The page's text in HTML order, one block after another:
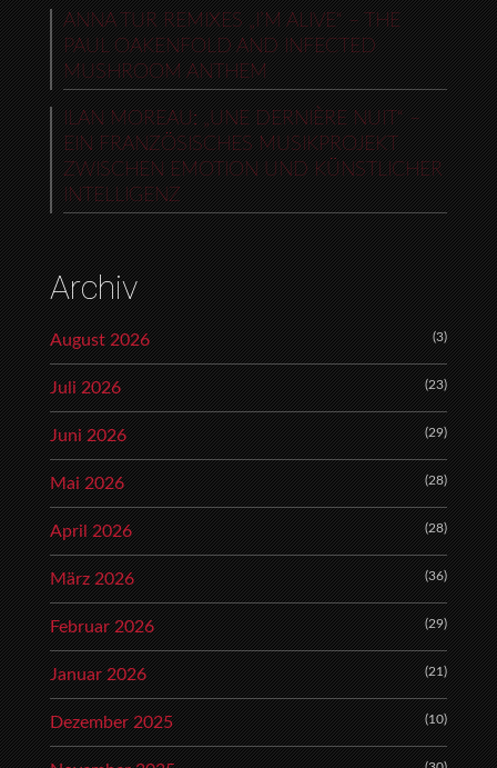
ANNA TUR REMIXES „I’M ALIVE“ – THE
PAUL OAKENFOLD AND INFECTED
MUSHROOM ANTHEM
ILAN MOREAU: „UNE DERNIÈRE NUIT“ –
EIN FRANZÖSISCHES MUSIKPROJEKT
ZWISCHEN EMOTION UND KÜNSTLICHER
INTELLIGENZ
Archiv
August 2026 (3)
Juli 2026 (23)
Juni 2026 (29)
Mai 2026 (28)
April 2026 (28)
März 2026 (36)
Februar 2026 (29)
Januar 2026 (21)
Dezember 2025 (10)